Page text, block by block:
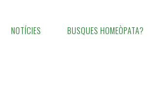
NOTÍCIES BUSQUES HOMEÒPATA?